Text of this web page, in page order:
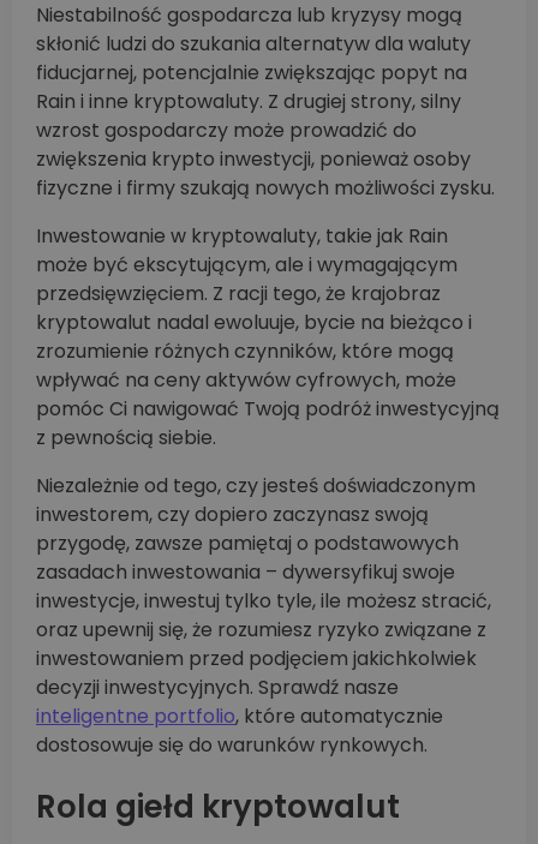
Niestabilność gospodarcza lub kryzysy mogą
skłonić ludzi do szukania alternatyw dla waluty
fiducjarnej, potencjalnie zwiększając popyt na
Rain i inne kryptowaluty. Z drugiej strony, silny
wzrost gospodarczy może prowadzić do
zwiększenia krypto inwestycji, ponieważ osoby
fizyczne i firmy szukają nowych możliwości zysku.
Inwestowanie w kryptowaluty, takie jak Rain
może być ekscytującym, ale i wymagającym
przedsięwzięciem. Z racji tego, że krajobraz
kryptowalut nadal ewoluuje, bycie na bieżąco i
zrozumienie różnych czynników, które mogą
wpływać na ceny aktywów cyfrowych, może
pomóc Ci nawigować Twoją podróż inwestycyjną
z pewnością siebie.
Niezależnie od tego, czy jesteś doświadczonym
inwestorem, czy dopiero zaczynasz swoją
przygodę, zawsze pamiętaj o podstawowych
zasadach inwestowania – dywersyfikuj swoje
inwestycje, inwestuj tylko tyle, ile możesz stracić,
oraz upewnij się, że rozumiesz ryzyko związane z
inwestowaniem przed podjęciem jakichkolwiek
decyzji inwestycyjnych. Sprawdź nasze
inteligentne portfolio, które automatycznie
dostosowuje się do warunków rynkowych.
Rola giełd kryptowalut